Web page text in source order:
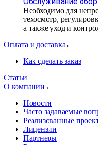
Необходимо для
техосмотр,
а также уход и
Оплата и доставка
Как сделать заказ
Статьи
О компании
Новости
Часто задаваемые
Реализованные
Лицензии
Партнеры